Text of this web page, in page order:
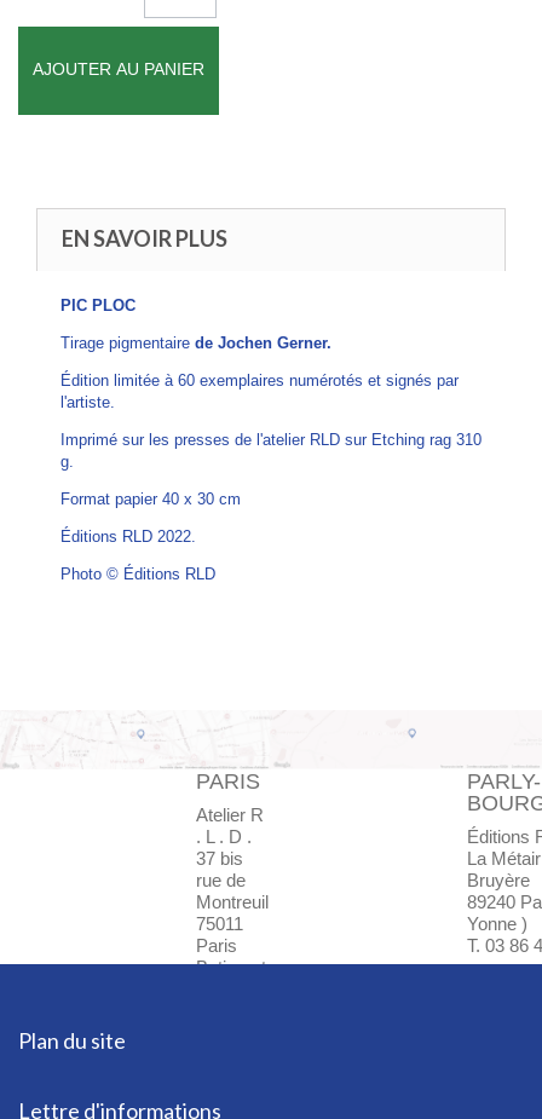
AJOUTER AU PANIER
EN SAVOIR PLUS
PIC PLOC
Tirage pigmentaire de Jochen Gerner.
Édition limitée à 60 exemplaires numérotés et signés par
l'artiste.
Imprimé sur les presses de l'atelier RLD sur Etching rag 310
g.
Format papier 40 x 30 cm
Éditions RLD 2022.
Photo © Éditions RLD
PARIS
Atelier R
. L . D .
37 bis
rue de
Montreuil
75011
Paris
Batiment
PARLY-
Éditions
La
Bruyère
89240
Yonne )
T. 03 86
Plan du site
Lettre d'informations